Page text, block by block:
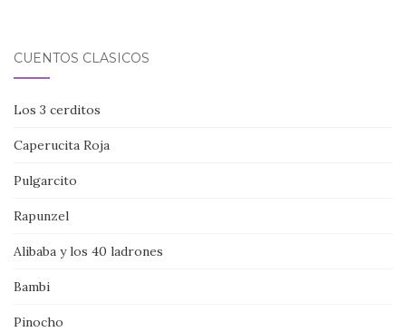
CUENTOS CLÁSICOS
Los 3 cerditos
Caperucita Roja
Pulgarcito
Rapunzel
Alibaba y los 40 ladrones
Bambi
Pinocho